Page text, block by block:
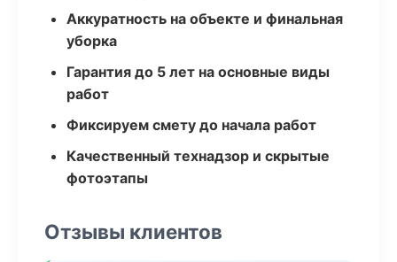
Аккуратность на объекте и финальная
уборка
Гарантия до 5 лет на основные виды
работ
Фиксируем смету до начала работ
Качественный технадзор и скрытые
фотоэтапы
Отзывы клиентов